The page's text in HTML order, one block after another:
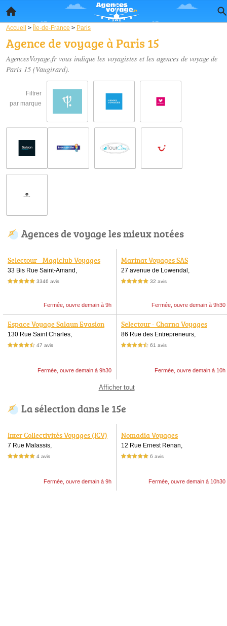
Accueil > Île-de-France > Paris
Agence de voyage à Paris 15
AgencesVoyage.fr vous indique les voyagistes et les agences de voyage de
Paris 15 (Vaugirard).
Filtrer
par marque
Agences de voyage les mieux notées
Selectour - Magiclub Voyages
33 Bis Rue Saint-Amand,
5,0 étoiles sur 5 3346 avis
Fermée, ouvre demain à 9h
Marinat Voyages SAS
27 avenue de Lowendal,
5,0 étoiles sur 5 32 avis
Fermée, ouvre demain à 9h30
Espace Voyage Salaun Evasion
130 Rue Saint Charles,
4,5 étoiles sur 5 47 avis
Fermée, ouvre demain à 9h30
Selectour - Charna Voyages
86 Rue des Entrepreneurs,
4,5 étoiles sur 5 61 avis
Fermée, ouvre demain à 10h
Afficher tout
La sélection dans le 15e
Inter Collectivités Voyages (ICV)
7 Rue Malassis,
5,0 étoiles sur 5 4 avis
Fermée, ouvre demain à 9h
Nomadia Voyages
12 Rue Ernest Renan,
5,0 étoiles sur 5 6 avis
Fermée, ouvre demain à 10h30